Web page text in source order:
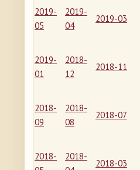
2019-
05
2019-
04
2019-03
2019-
01
2018-
12
2018-11
2018-
09
2018-
08
2018-07
2018-
2018-
2018-03